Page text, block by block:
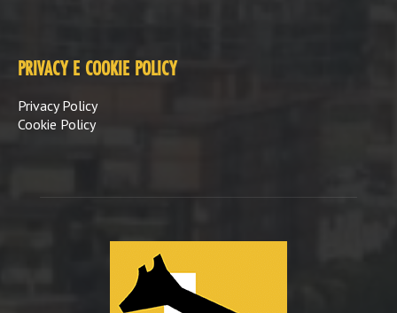
PRIVACY E COOKIE POLICY
Privacy Policy
Cookie Policy